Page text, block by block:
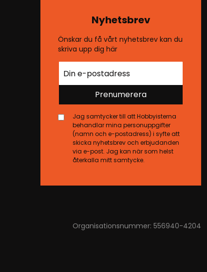
Nyhetsbrev
Önskar du få vårt nyhetsbrev kan du
skriva upp dig här
Prenumerera
Jag samtycker till att Hobbyisterna
behandlar mina personuppgifter
(namn och e-postadress) i syfte att
skicka nyhetsbrev och erbjudanden
via e-post. Jag kan när som helst
återkalla mitt samtycke.
Organisationsnummer: 556940-4204